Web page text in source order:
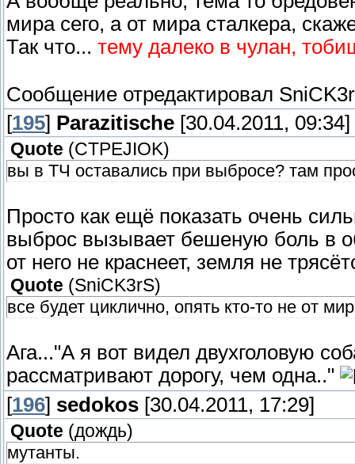
мира сего, а от мира сталкера,
Так что... тему далеко в чулан,
Сообщение отредактировал
[195] Parazitische [30.04.2011, 09:34]
Quote (CTPEJIOK)
вы в ТЧ оставались при выбросе? там
Просто как ещё показать очень
выброс вызывает бешеную боль в
от него не краснеет, земля не
Quote (SniCK3rS)
все будет циклично, опять кто-то не от
Ага..."А я вот видел двухголовую
рассматривают дорогу, чем одна.."
[196] sedokos [30.04.2011, 17:29]
Quote (дождь)
мутанты.